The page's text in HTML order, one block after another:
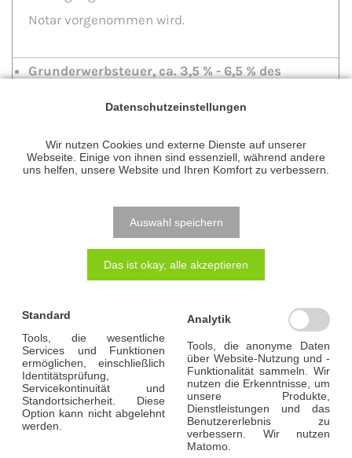
Notar vorgenommen wird.
Grunderwerbsteuer, ca. 3,5 % - 6,5 % des
Grunderwerbsteuersatz das jedes Bundesland für
sich festlegt.
Maklergebühr, ca. 3 % - 7 % des Kaufpreises
Diese Provision für die Leistung eines Maklers ist
nicht gebunden und somit frei vereinbar zwischen
Kaufnebenkosten gesamt: ca. 8% - 15%
Die Höhe der Kaufnebenkosten wird also von
verschiedenen Faktoren beeinflusst. Sie variiert je
Datenschutzeinstellungen
Wir nutzen Cookies und externe Dienste auf unserer
Webseite. Einige von ihnen sind essenziell, während andere
uns helfen, unsere Website und Ihren Komfort zu verbessern.
Auswahl speichern
Das ist okay, alle akzeptieren
Standard
Tools, die wesentliche
Services und Funktionen
ermöglichen, einschließlich
Identitätsprüfung,
Servicekontinuität und
Standortsicherheit. Diese
Option kann nicht abgelehnt
werden.
Analytik
Tools, die anonyme Daten
über Website-Nutzung und -
Funktionalität sammeln. Wir
nutzen die Erkenntnisse, um
unsere Produkte,
Dienstleistungen und das
Benutzererlebnis zu
verbessern. Wir nutzen
Matomo.